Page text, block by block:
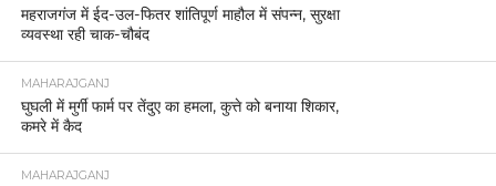
महराजगंज में ईद-उल-फितर शांतिपूर्ण माहौल में संपन्न, सुरक्षा
व्यवस्था रही चाक-चौबंद
MAHARAJGANJ
घुघली में मुर्गी फार्म पर तेंदुए का हमला, कुत्ते को बनाया शिकार,
कमरे में कैद
MAHARAJGANJ